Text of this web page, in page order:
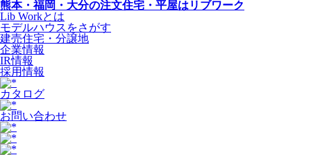
熊本・福岡・大分の注文住宅・平屋はリブワーク
Lib Workとは
モデルハウスをさがす
建売住宅・分譲地
企業情報
IR情報
採用情報
カタログ
お問い合わせ